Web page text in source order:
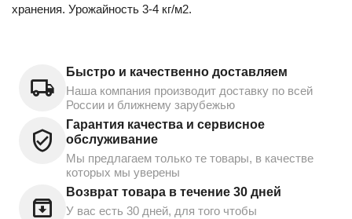
хранения. Урожайность 3-4 кг/м2.
Быстро и качественно доставляем
Наша компания производит доставку по всей
России и ближнему зарубежью
Гарантия качества и сервисное
обслуживание
Мы предлагаем только те товары, в качестве
которых мы уверены
Возврат товара в течение 30 дней
У вас есть 30 дней, для того чтобы